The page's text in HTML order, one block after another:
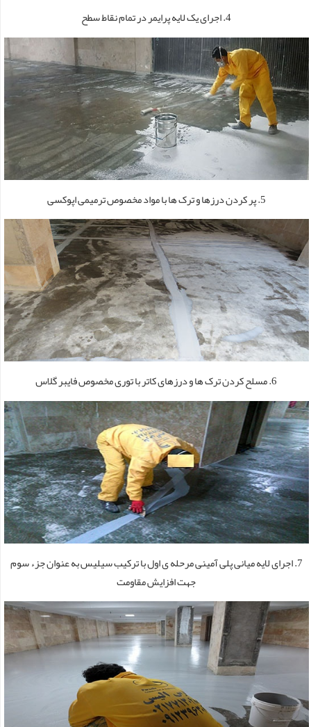
4. اجرای یک لایه پرایمر در تمام نقاط سطح
5. پر کردن درزها و ترک­ ها با مواد مخصوص ترمیمی اپوکسی
6. مسلح کردن ترک ­ها و درزهای کاتر با توری مخصوص فایبر گلاس
7. اجرای لایه میانی پلی آمینی مرحله­ ی اول با ترکیب سیلیس به عنوان جزء سوم
جهت افزایش مقاومت